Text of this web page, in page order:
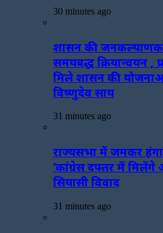
30 minutes ago
शासन की
समयबद्ध क्रियान्वयन ,
मिले शासन की
विष्णुदेव साय
31 minutes ago
राज्यसभा में जमकर
‘कांग्रेस दफ्तर में मिलेंगे
सियासी विवाद
31 minutes ago